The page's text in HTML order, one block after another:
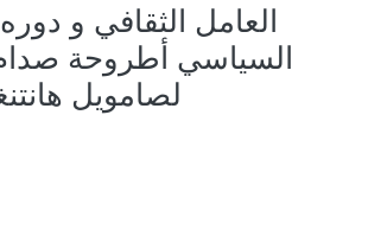
العامل الثقافي و
السياسي أطروحة
لصامويل